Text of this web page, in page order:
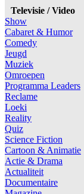
Televisie / Video
Show
Cabaret & Humor
Comedy
Jeugd
Muziek
Omroepen
Programma Leaders
Reclame
Loeki
Reality
Quiz
Science Fiction
Cartoon & Animatie
Actie & Drama
Actualiteit
Documentaire